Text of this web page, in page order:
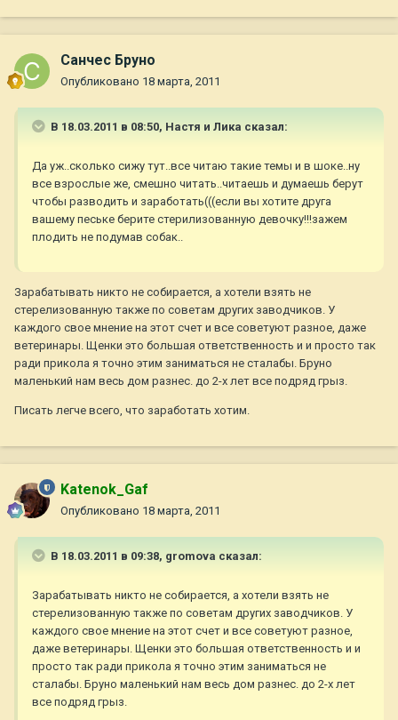
Санчес Бруно
Опубликовано 18 марта, 2011
В 18.03.2011 в 08:50, Настя и Лика сказал:
Да уж..сколько сижу тут..все читаю такие темы и в шоке..ну
все взрослые же, смешно читать..читаешь и думаешь берут
чтобы разводить и заработать(((если вы хотите друга
вашему пеське берите стерилизованную девочку!!!зажем
плодить не подумав собак..
Зарабатывать никто не собирается, а хотели взять не
стерелизованную также по советам других заводчиков. У
каждого свое мнение на этот счет и все советуют разное, даже
ветеринары. Щенки это большая ответственность и и просто так
ради прикола я точно этим заниматься не сталабы. Бруно
маленький нам весь дом разнес. до 2-х лет все подряд грыз.
Писать легче всего, что заработать хотим.
Katenok_Gaf
Опубликовано 18 марта, 2011
В 18.03.2011 в 09:38, gromova сказал:
Зарабатывать никто не собирается, а хотели взять не
стерелизованную также по советам других заводчиков. У
каждого свое мнение на этот счет и все советуют разное,
даже ветеринары. Щенки это большая ответственность и и
просто так ради прикола я точно этим заниматься не
сталабы. Бруно маленький нам весь дом разнес. до 2-х лет
все подряд грыз.